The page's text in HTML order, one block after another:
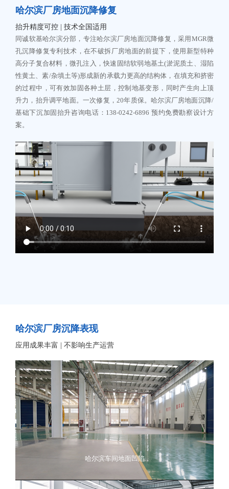
哈尔滨厂房地面沉降修复
抬升精度可控 | 技术全国适用
同诚软基哈尔滨分部，专注哈尔滨厂房地面沉降修复，采用MGR微
孔沉降修复专利技术，在不破拆厂房地面的前提下，使用新型特种
高分子复合材料，微孔注入，快速固结软弱地基土(淤泥质土、湿陷
性黄土、素/杂填土等)形成新的承载力更高的结构体，在填充和挤密
的过程中，可有效加固各种土层，控制地基变形，同时产生向上顶
升力，抬升调平地面。一次修复，20年质保。哈尔滨厂房地面沉降/
基础下沉加固抬升咨询电话：138-0242-6896 预约免费勘察设计方
案。
哈尔滨厂房沉降表现
应用成果丰富 | 不影响生产运营
哈尔滨车间地面凹陷